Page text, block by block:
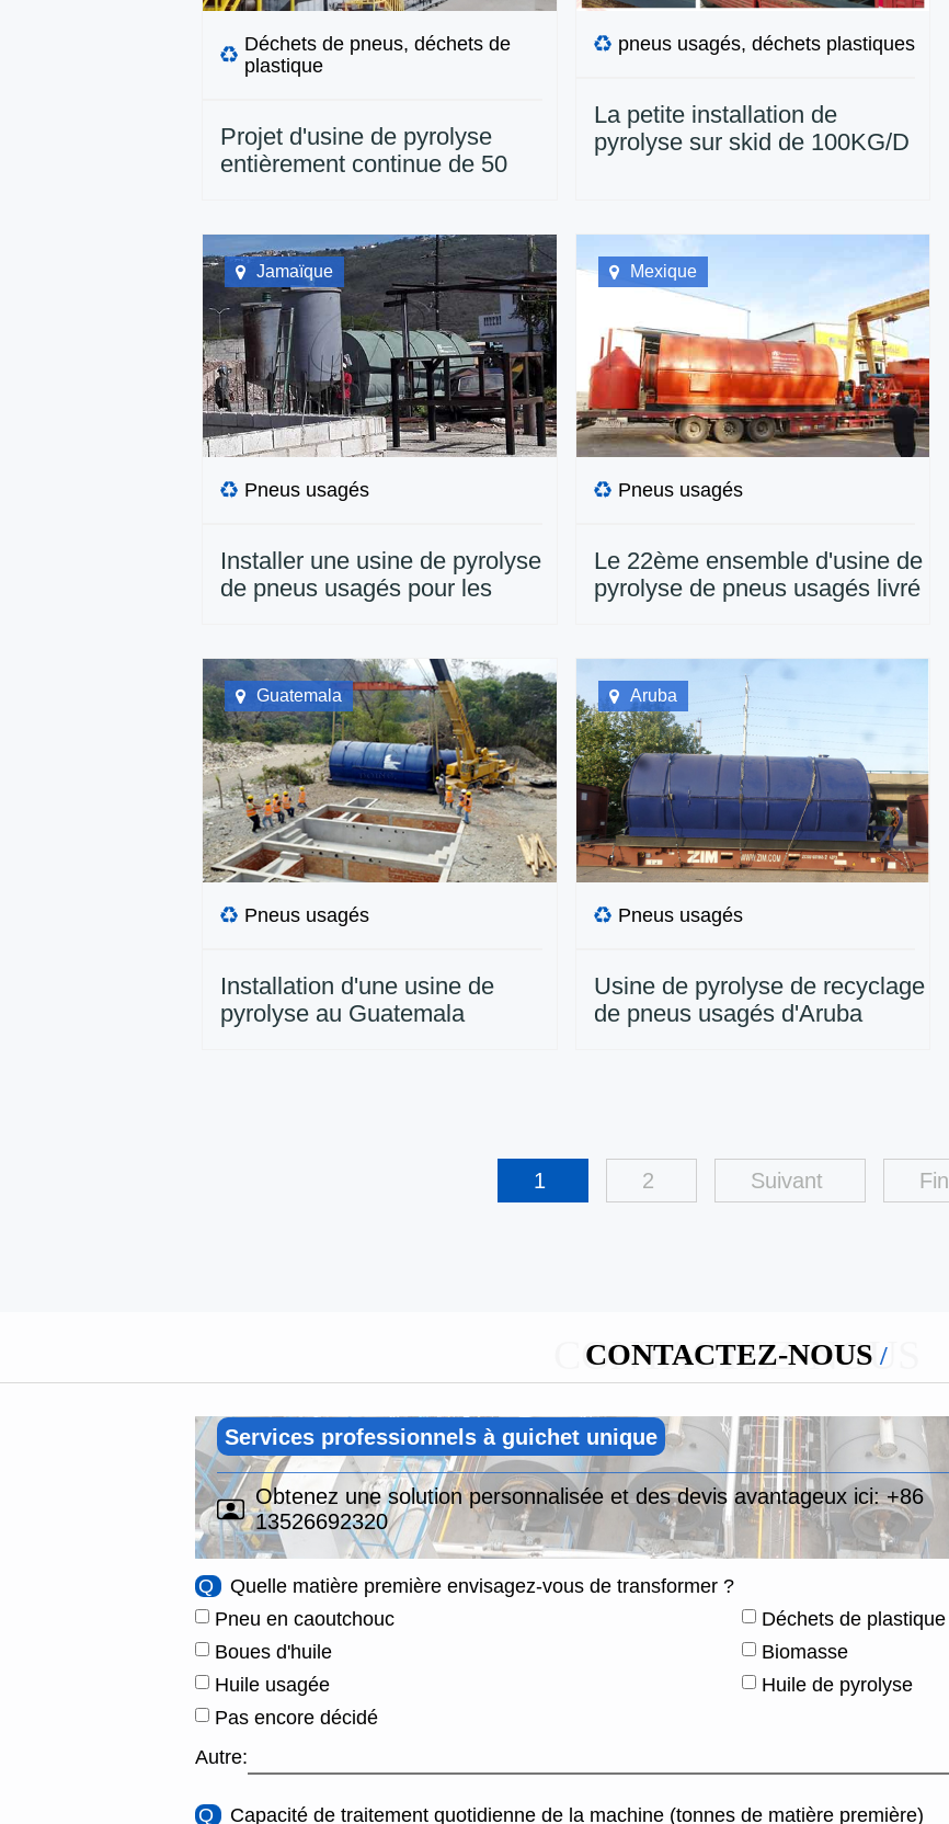
Déchets de pneus, déchets de
plastique
Projet d'usine de pyrolyse
entièrement continue de 50
pneus usagés, déchets plastiques
La petite installation de
pyrolyse sur skid de 100KG/D
Jamaïque
Pneus usagés
Installer une usine de pyrolyse
de pneus usagés pour les
Mexique
Pneus usagés
Le 22ème ensemble d'usine de
pyrolyse de pneus usagés livré
Guatemala
Pneus usagés
Installation d'une usine de
pyrolyse au Guatemala
Aruba
Pneus usagés
Usine de pyrolyse de recyclage
de pneus usagés d'Aruba
1 2 Suivant Fin
CONTACTEZ-NOUS
CONTACTEZ-NOUS
Services professionnels à guichet unique
Obtenez une solution personnalisée et des devis avantageux ici:+86
13526692320
Q
Quelle matière première envisagez-vous de transformer ?
Pneu en caoutchouc
Déchets de plastique
Boues d'huile
Biomasse
Huile usagée
Huile de pyrolyse
Pas encore décidé
Autre:
Q Capacité de traitement quotidienne de la machine (tonnes de matière première)